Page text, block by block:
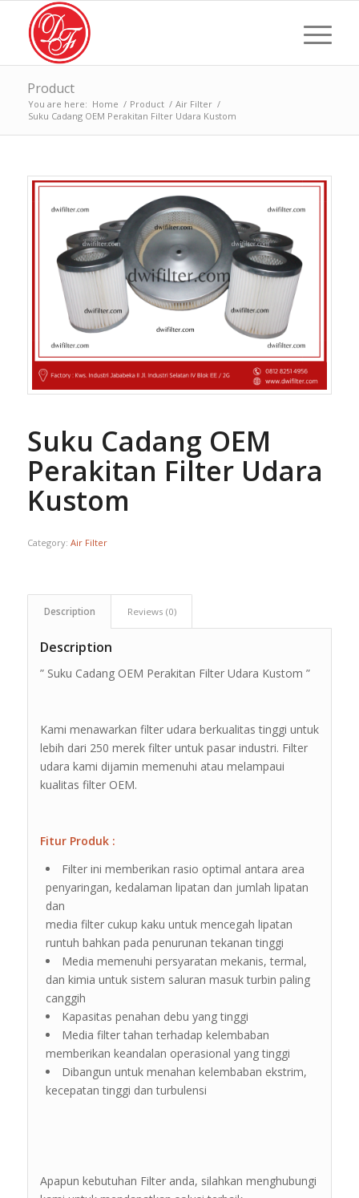
Product
You are here: Home / Product / Air Filter /
Suku Cadang OEM Perakitan Filter Udara Kustom
Suku Cadang OEM
Perakitan Filter Udara
Kustom
Category: Air Filter
Description Reviews (0)
Description
” Suku Cadang OEM Perakitan Filter Udara Kustom ”
Kami menawarkan filter udara berkualitas tinggi untuk
lebih dari 250 merek filter untuk pasar industri. Filter
udara kami dijamin memenuhi atau melampaui
kualitas filter OEM.
Fitur Produk :
Filter ini memberikan rasio optimal antara area
penyaringan, kedalaman lipatan dan jumlah lipatan
dan
media filter cukup kaku untuk mencegah lipatan
runtuh bahkan pada penurunan tekanan tinggi
Media memenuhi persyaratan mekanis, termal,
dan kimia untuk sistem saluran masuk turbin paling
canggih
Kapasitas penahan debu yang tinggi
Media filter tahan terhadap kelembaban
memberikan keandalan operasional yang tinggi
Dibangun untuk menahan kelembaban ekstrim,
kecepatan tinggi dan turbulensi
Apapun kebutuhan Filter anda, silahkan menghubungi